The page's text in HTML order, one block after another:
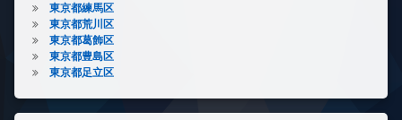
東京都練馬区
東京都荒川区
東京都葛飾区
東京都豊島区
東京都足立区